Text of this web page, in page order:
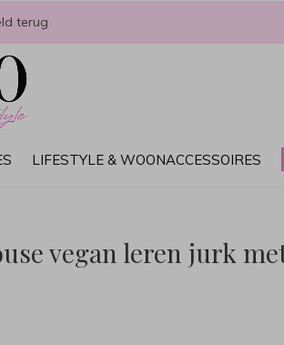
LIFESTYLE & WOONACCESSOIRES
terug
vegan leren jurk